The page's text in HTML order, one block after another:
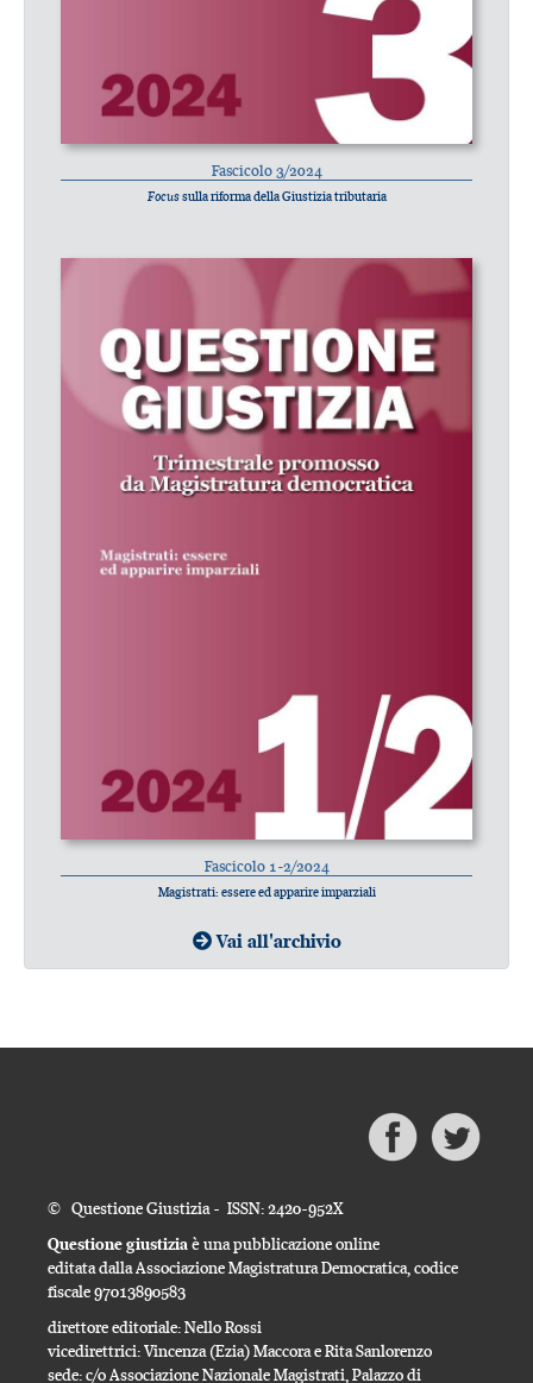
Fascicolo 3/2024
Focussulla riforma della Giustizia tributaria
Fascicolo 1-2/2024
Magistrati: essere ed apparire imparziali
Vai all'archivio
© Questione Giustizia - ISSN: 2420-952X
Questione giustiziaè una pubblicazione online
editata dalla Associazione Magistratura Democratica, codice
fiscale 97013890583
direttore editoriale: Nello Rossi
vicedirettrici: Vincenza (Ezia) Maccora e Rita Sanlorenzo
sede: c/o Associazione Nazionale Magistrati, Palazzo di